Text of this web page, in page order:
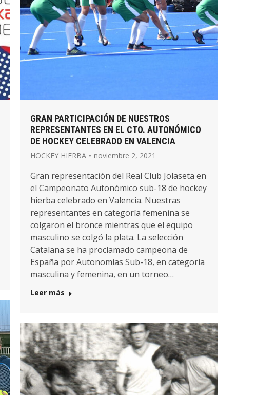
GRAN PARTICIPACIÓN DE NUESTROS
REPRESENTANTES EN EL CTO. AUTONÓMICO
DE HOCKEY CELEBRADO EN VALENCIA
HOCKEY HIERBA noviembre 2, 2021
Gran representación del Real Club Jolaseta en
el Campeonato Autonómico sub-18 de hockey
hierba celebrado en Valencia. Nuestras
representantes en categoría femenina se
colgaron el bronce mientras que el equipo
masculino se colgó la plata. La selección
Catalana se ha proclamado campeona de
España por Autonomías Sub-18, en categoría
masculina y femenina, en un torneo…
Leer más